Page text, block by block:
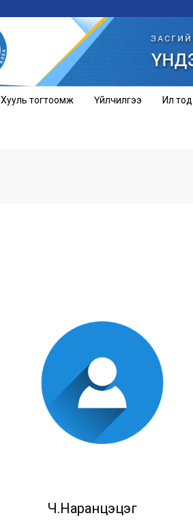
Хууль тогтоомж Үйлчилгээ Ил
Ч.Наранцэцэг